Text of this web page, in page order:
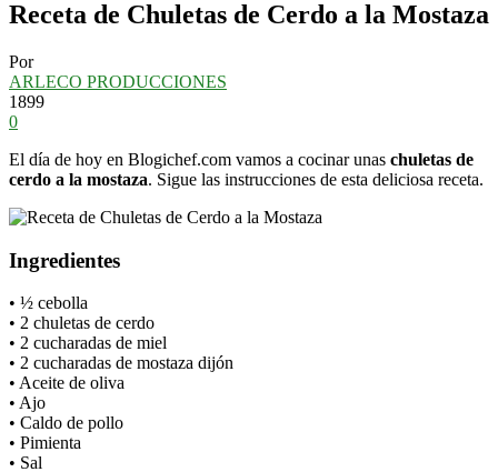
Receta de Chuletas de Cerdo a la Mostaza
Por
ARLECO PRODUCCIONES
1899
0
El día de hoy en Blogichef.com vamos a cocinar unas chuletas de
cerdo a la mostaza. Sigue las instrucciones de esta deliciosa receta.
Ingredientes
• ½ cebolla
• 2 chuletas de cerdo
• 2 cucharadas de miel
• 2 cucharadas de mostaza dijón
• Aceite de oliva
• Ajo
• Caldo de pollo
• Pimienta
• Sal